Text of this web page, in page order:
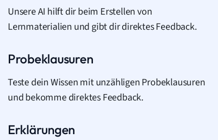
Unsere AI hilft dir beim Erstellen von
Lernmaterialien und gibt dir direktes Feedback.
Probeklausuren
Teste dein Wissen mit unzähligen Probeklausuren
und bekomme direktes Feedback.
Erklärungen